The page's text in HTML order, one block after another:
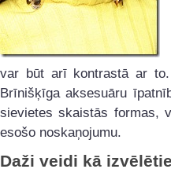
var būt arī kontrastā ar
Brīnišķīga aksesuāru
sievietes skaistās formas,
esošo noskaņojumu.
Daži veidi kā